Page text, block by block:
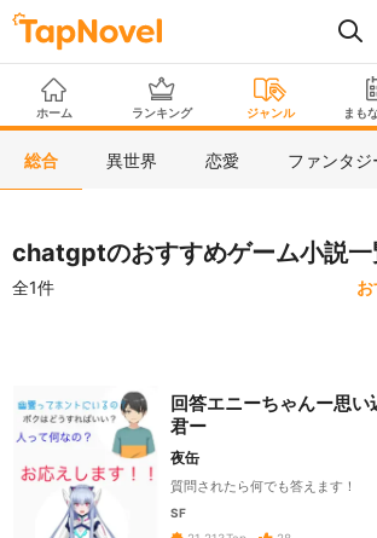
ホーム ランキング ジャンル まも
総合 異世界 恋愛 ファンタジ
chatgptのおすすめゲーム小説一
全1件
回答エニーちゃんー思
君ー
夜缶
質問されたら何でも答えます！
SF